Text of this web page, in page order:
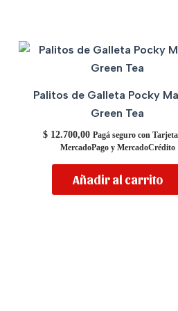
Palitos de Galleta Pocky
Green Tea
$ 12.700,00 Pagá seguro con
MercadoPago y MercadoCrédito
Añadir al carrito